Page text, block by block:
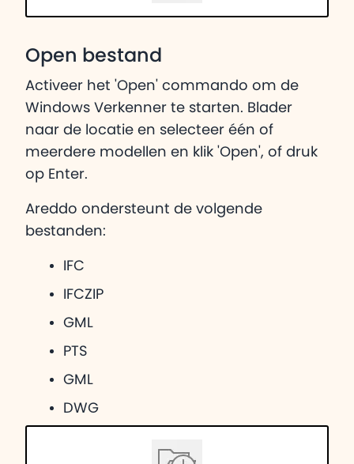
Open bestand
Activeer het 'Open' commando om de
Windows Verkenner te starten. Blader
naar de locatie en selecteer één of
meerdere modellen en klik 'Open', of druk
op Enter.
Areddo ondersteunt de volgende
bestanden:
IFC
IFCZIP
GML
PTS
GML
DWG